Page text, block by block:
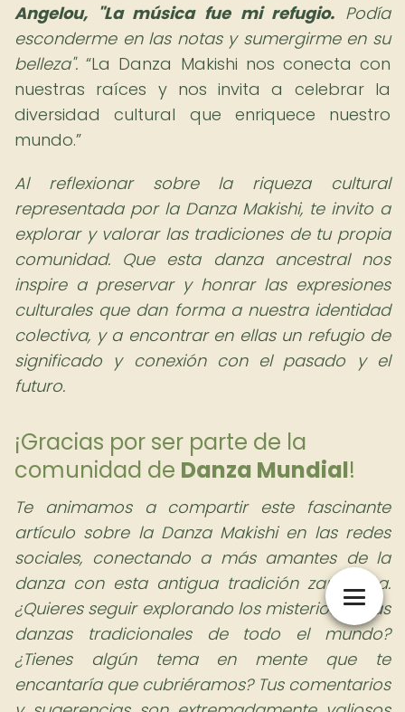
Angelou, "La música fue mi refugio. Podía
esconderme en las notas y sumergirme en su
belleza".
La Danza Makishi nos conecta con
nuestras raíces y nos invita a celebrar la
diversidad cultural que enriquece nuestro
mundo.
Al reflexionar sobre la riqueza cultural
representada por la Danza Makishi, te invito a
explorar y valorar las tradiciones de tu propia
comunidad. Que esta danza ancestral nos
inspire a preservar y honrar las expresiones
culturales que dan forma a nuestra identidad
colectiva, y a encontrar en ellas un refugio de
significado y conexión con el pasado y el
futuro.
¡Gracias por ser parte de la
comunidad de Danza Mundial!
Te animamos a compartir este fascinante
artículo sobre la Danza Makishi en las redes
sociales, conectando a más amantes de la
danza con esta antigua tradición zambiana.
¿Quieres seguir explorando los misterios de las
danzas tradicionales de todo el mundo?
¿Tienes algún tema en mente que te
encantaría que cubriéramos? Tus comentarios